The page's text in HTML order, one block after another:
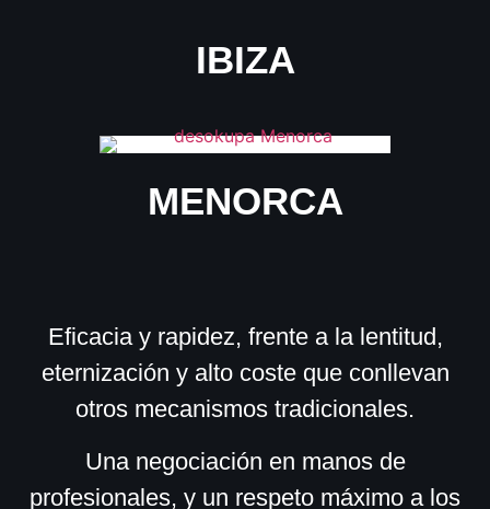
IBIZA
MENORCA
Eficacia y rapidez, frente a la lentitud,
eternización y alto coste que conllevan
otros mecanismos tradicionales.
Una negociación en manos de
profesionales, y un respeto máximo a los